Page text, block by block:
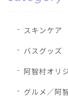
スキンケア
バスグッズ
阿智村オリ
グルメ／阿